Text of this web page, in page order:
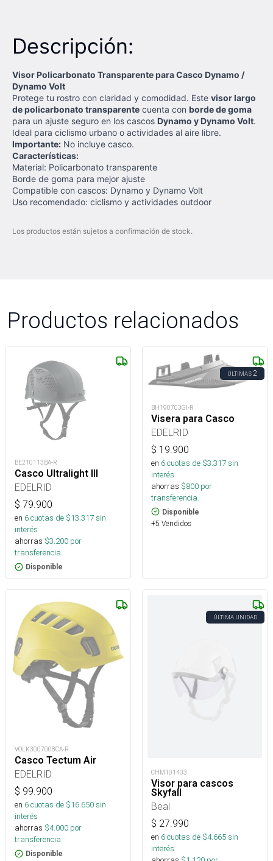
Descripción:
Visor Policarbonato Transparente para Casco Dynamo /
Dynamo Volt
Protege tu rostro con claridad y comodidad. Este visor largo
de policarbonato transparente cuenta con borde de goma
para un ajuste seguro en los cascos Dynamo y Dynamo Volt.
Ideal para ciclismo urbano o actividades al aire libre.
Importante: No incluye casco.
Características:
Material: Policarbonato transparente
Borde de goma para mejor ajuste
Compatible con cascos: Dynamo y Dynamo Volt
Uso recomendado: ciclismo y actividades outdoor
Los productos están sujetos a confirmación de stock.
Productos relacionados
BE210113BA-R
Casco Ultralight III
EDELRID
$ 79.900
en 6cuotas de $13.317sin
interés
ahorras $3.200 por
transferencia.
Disponible
ÚLTIMAS2
BH190703GI-R
Visera para Casco
EDELRID
$ 19.900
en 6cuotas de $3.317sin
interés
ahorras $800 por
transferencia.
Disponible
+5 Vendidos
VOLK3007008CA-R
Casco Tectum Air
EDELRID
$ 99.900
en 6cuotas de $16.650sin
interés
ahorras $4.000 por
transferencia.
Disponible
ÚLTIMA UNIDAD
CHM101403
Visor para cascos
Skyfall
Beal
$ 27.990
en 6cuotas de $4.665sin
interés